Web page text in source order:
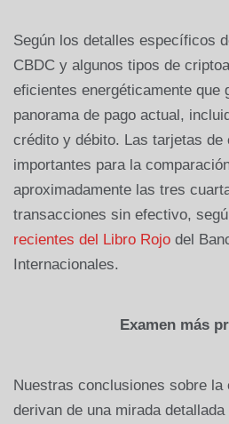
Según los detalles específicos
CBDC y algunos tipos de
eficientes energéticamente que
panorama de pago actual,
crédito y débito. Las tarjetas de
importantes para la
aproximadamente las tres
transacciones sin efectivo,
recientes del Libro Rojo del
Internacionales.
Examen más
Nuestras conclusiones sobre
derivan de una mirada